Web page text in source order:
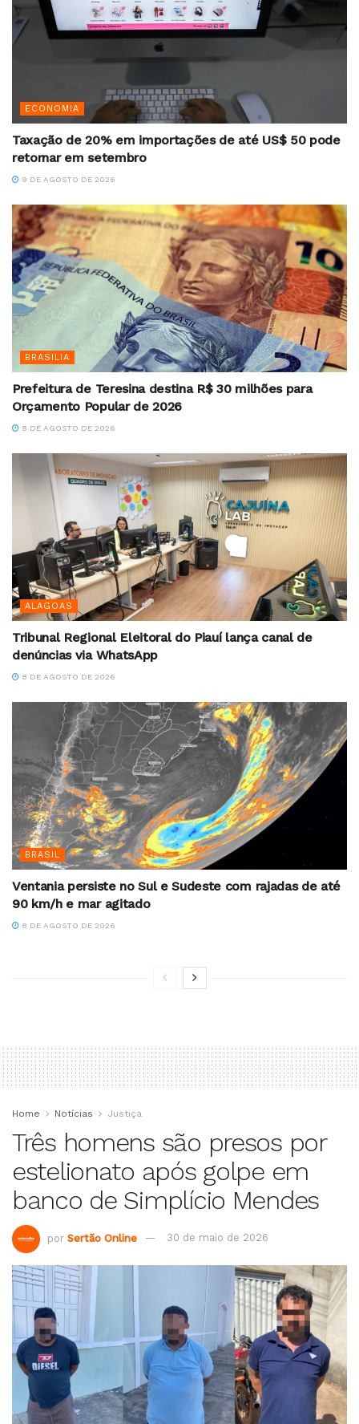
ECONOMIA
Taxação de 20% em importações de até US$ 50 pode
retornar em setembro
9 DE AGOSTO DE 2026
BRASILIA
Prefeitura de Teresina destina R$ 30 milhões para
Orçamento Popular de 2026
8 DE AGOSTO DE 2026
ALAGOAS
Tribunal Regional Eleitoral do Piauí lança canal de
denúncias via WhatsApp
8 DE AGOSTO DE 2026
BRASIL
Ventania persiste no Sul e Sudeste com rajadas de até
90 km/h e mar agitado
8 DE AGOSTO DE 2026
Home Notícias Justiça
Três homens são presos por
estelionato após golpe em
banco de Simplício Mendes
por Sertão Online 30 de maio de 2026